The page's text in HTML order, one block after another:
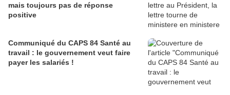
mais toujours pas de réponse
positive
Communiqué du CAPS 84 Santé au
travail : le gouvernement veut faire
payer les salariés !